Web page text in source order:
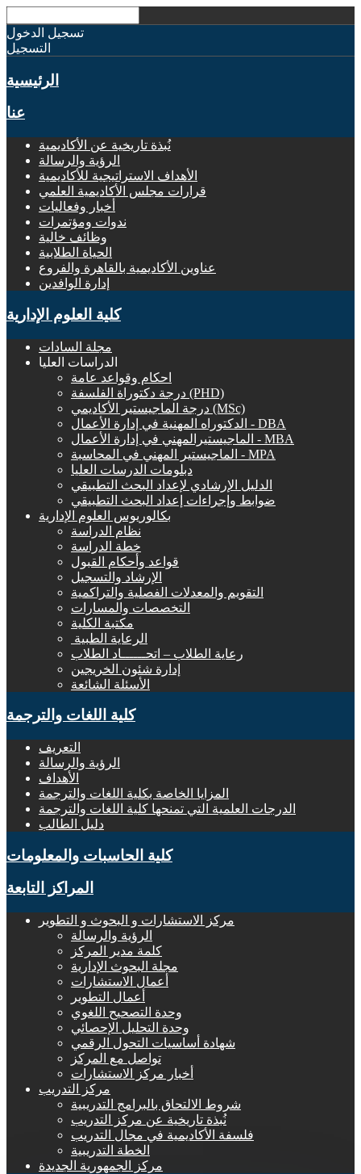
تسجيل الدخول
التسجيل
الرئيسية
عنا
نُبذة تاريخية عن الأكاديمية
الرؤية والرسالة
الأهداف الاستراتيجية للأكاديمية
قرارات مجلس الأكاديمية العلمي
أخبار وفعاليات
ندوات ومؤتمرات
وظائف خالية
الحياة الطلابية
عناوين الأكاديمية بالقاهرة والفروع
إدارة الوافدين
كلية العلوم الإدارية
مجلة السادات
الدراسات العليا
احكام وقواعد عامة
درجة دكتوراة الفلسفة (PHD)
درجة الماجيستير الأكاديمي (MSc)
الدكتوراه المهنية في إدارة الأعمال - DBA
الماجيستيرالمهني في إدارة الأعمال - MBA
الماجيستير المهني في المحاسبة - MPA
دبلومات الدرسات العليا
الدليل الإرشادي لإعداد البحث التطبيقي
ضوابط وإجراءات إعداد البحث التطبيقي
بكالوريوس العلوم الإدارية
نظام الدراسة
خطة الدراسة
قواعد وأحكام القبول
الإرشاد والتسجيل
التقويم والمعدلات الفصلية والتراكمية
التخصصات والمسارات
مكتبة الكلية
الرعاية الطبية ‏
رعاية الطلاب – اتحــــــاد الطلاب
إدارة شئون الخريجين
الأسئلة الشائعة
كلية اللغات والترجمة
التعريف
الرؤية والرسالة
الأهداف
المزايا الخاصة بكلية اللغات والترجمة
الدرجات العلمية التي تمنحها كلية اللغات والترجمة
دليل الطالب
كلية الحاسبات والمعلومات
المراكز التابعة
مركز الاستشارات و البحوث و التطوير
الرؤية والرسالة
كلمة مدير المركز
مجلة البحوث الإدارية
أعمال الاستشارات
أعمال التطوير
وحدة التصحيح اللغوي
وحدة التحليل الإحصائي
شهادة أساسيات التحول الرقمي
تواصل مع المركز
أخبار مركز الاستشارات
مركز التدريب
شروط الالتحاق بالبرامج التدريبية
نُبذة تاريخية عن مركز التدريب
فلسفة الأكاديمية في مجال التدريب
الخطة التدريبية
مركز الجمهورية الجديدة